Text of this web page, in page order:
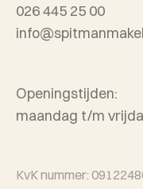
026 445 25 00
Openingstijden:
maandag t/m
KvK nummer: